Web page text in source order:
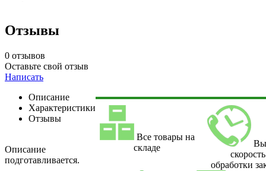
Отзывы
0 отзывов
Оставьте свой отзыв
Написать
Описание
Характеристики
Отзывы
Описание
подготавливается.
Все товары на
складе
скорость
обработки